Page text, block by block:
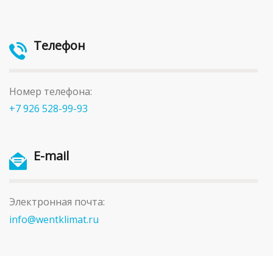
Телефон
Номер телефона:
+7 926 528-99-93
E-mail
Электронная почта:
info@wentklimat.ru